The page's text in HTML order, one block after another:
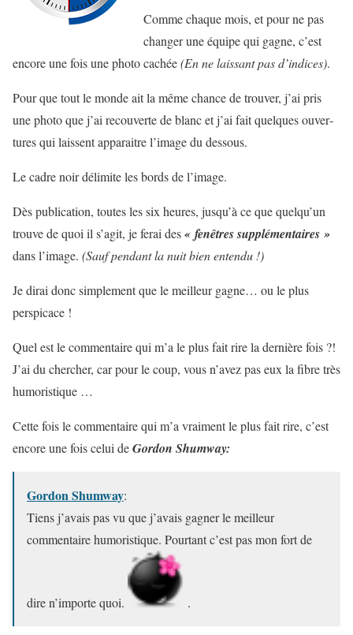
Comme chaque mois, et pour ne pas
changer une équipe qui gagne, c’est
encore une fois une photo cachée(En ne laissant pas d’indices).
Pour que tout le monde ait la même chance de trou­ver, j’ai pris
une photo que j’ai recou­verte de blanc et j’ai fait quelques ouver­
tures qui laissent appa­raitre l’image du dessous.
Le cadre noir déli­mite les bords de l’image.
Dès publication, toutes les six heures, jusqu’à ce que quelqu’un
trouve de quoi il s’agit, je ferai des« fenêtres sup­plé­men­taires »
dans l’image. (Sauf pen­dant la nuit bien entendu !)
Je dirai donc sim­ple­ment que le meilleur gagne… ou le plus
perspicace !
Quel est le commentaire qui m’a le plus fait rire la dernière fois ?!
J’ai du chercher, car pour le coup, vous n’avez pas eux la fibre très
humoristique …
Cette fois le commentaire qui m’a vraiment le plus fait rire, c’est
encore une fois celui deGordon Shumway:
Gordon Shumway:
Tiens j’avais pas vu que j’avais gagner le meilleur
commentaire humoristique. Pourtant c’est pas mon fort de
dire n’importe quoi. .